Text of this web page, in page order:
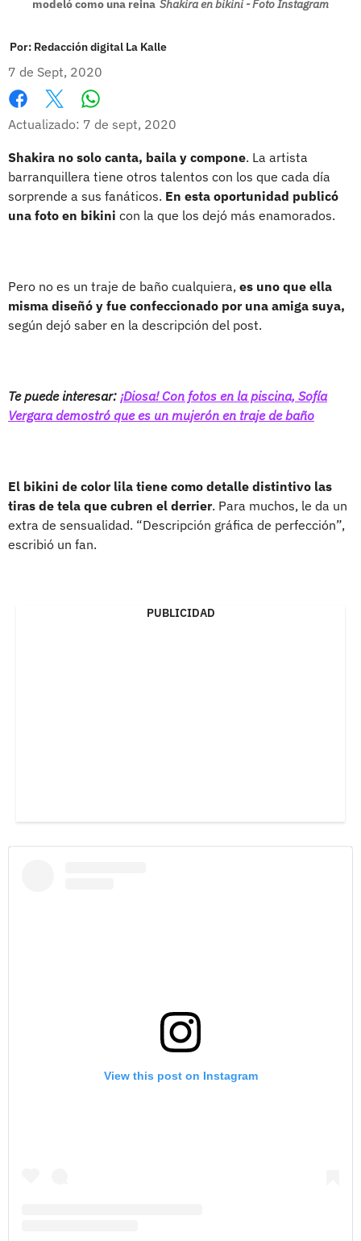
modeló como una reina Shakira en bikini - Foto Instagram
Por: Redacción digital La Kalle
7 de Sept, 2020
Facebook
X
Actualizado: 7 de sept, 2020
Shakira no solo canta, baila y compone. La artista
barranquillera tiene otros talentos con los que cada día
sorprende a sus fanáticos. En esta oportunidad publicó
una foto en bikini con la que los dejó más enamorados.
Pero no es un traje de baño cualquiera, es uno que ella
misma diseñó y fue confeccionado por una amiga suya,
según dejó saber en la descripción del post.
Te puede interesar: ¡Diosa! Con fotos en la piscina, Sofía
Vergara demostró que es un mujerón en traje de baño
El bikini de color lila tiene como detalle distintivo las
tiras de tela que cubren el derrier. Para muchos, le da un
extra de sensualidad. “Descripción gráfica de perfección”,
escribió un fan.
PUBLICIDAD
View this post on Instagram